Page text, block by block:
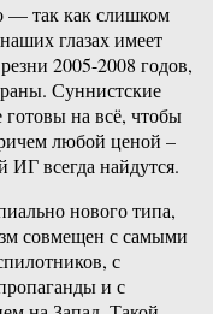
— так как слишком
глазах имеет
2005-2008 годов,
Суннистские
на всё, чтобы
любой ценой –
ИГ всегда найдутся.
нового типа,
совмещен с самыми
с
и с